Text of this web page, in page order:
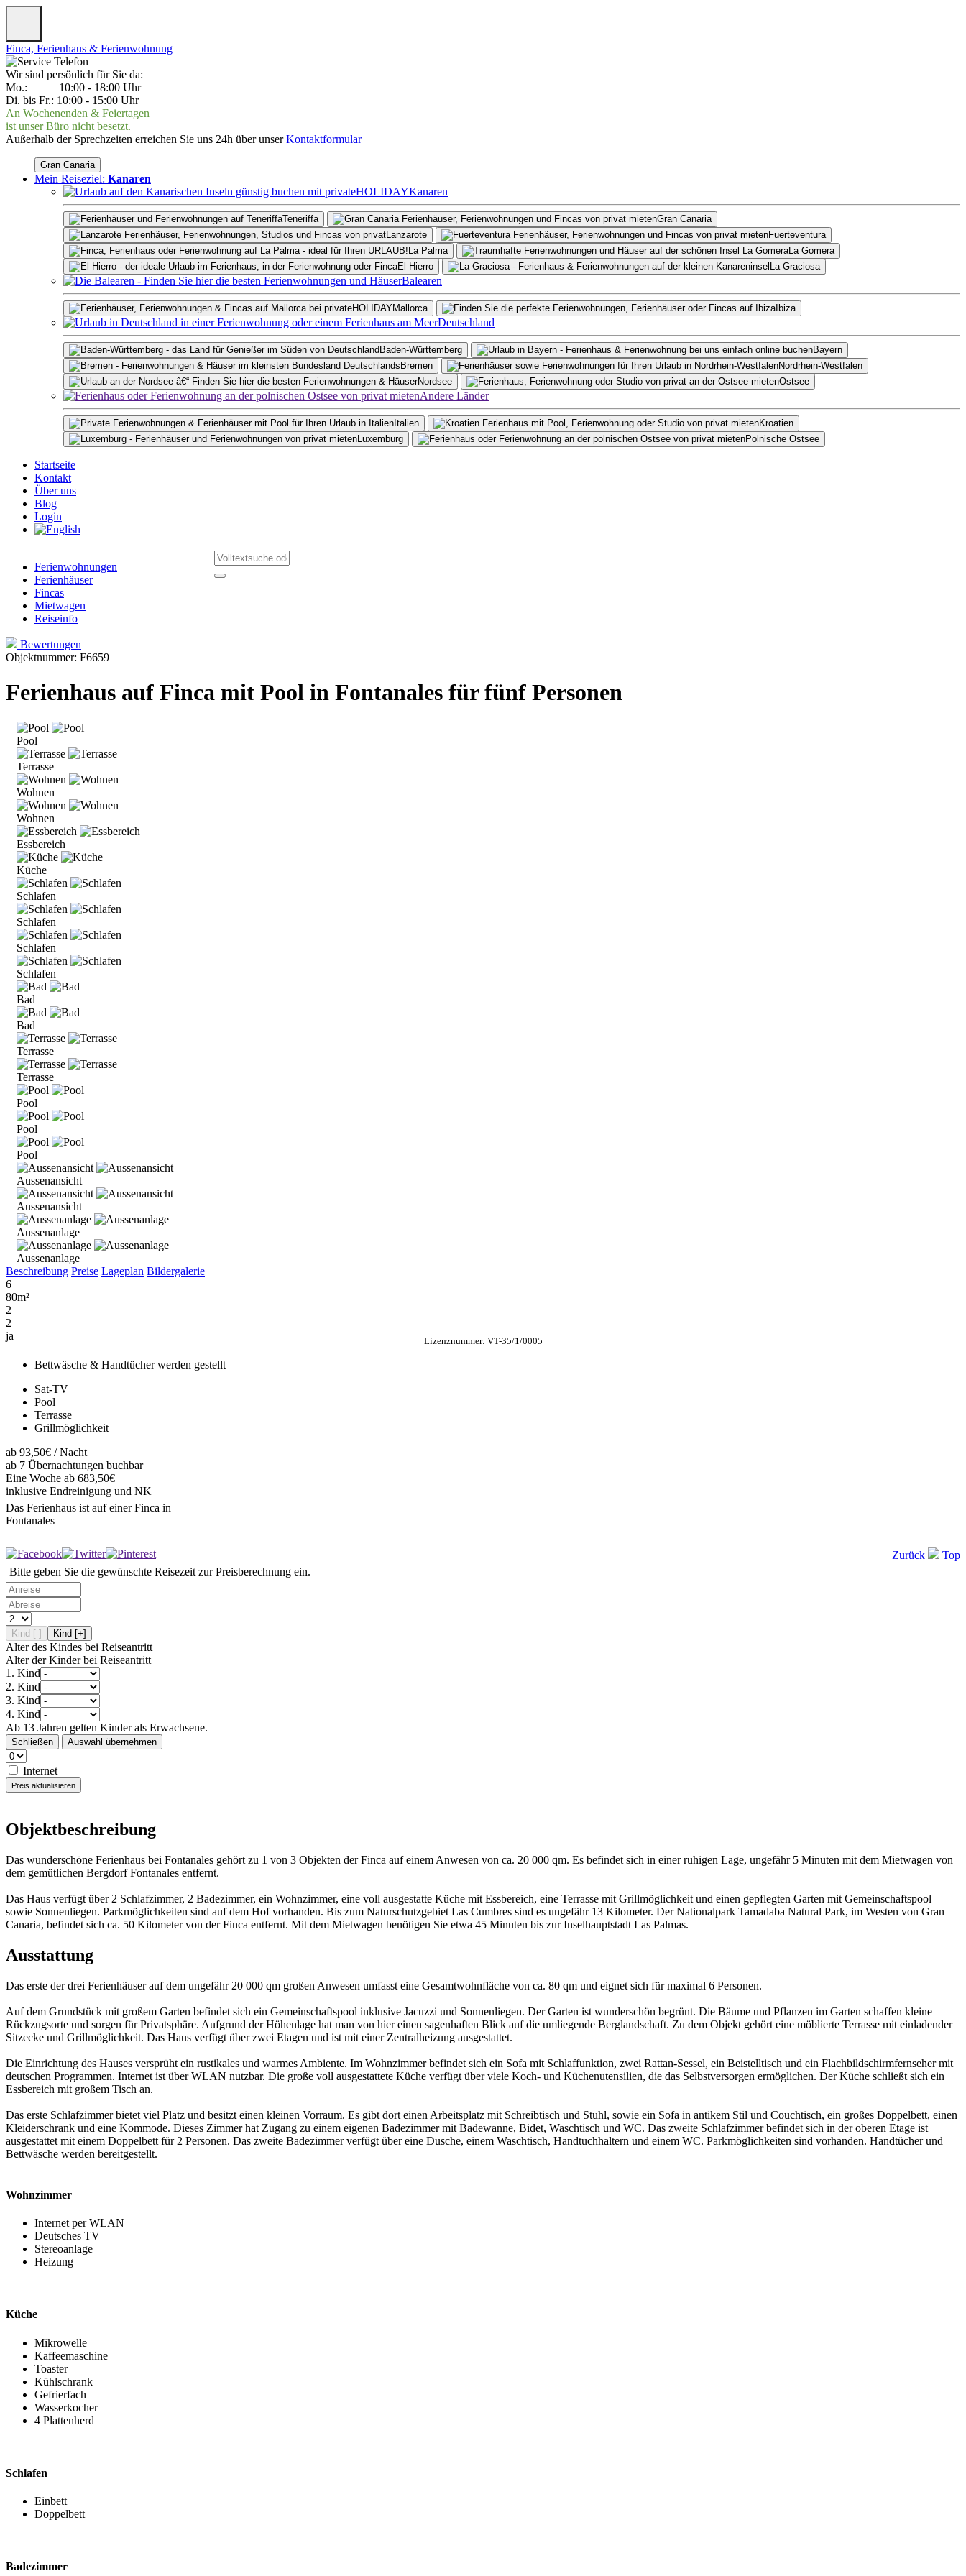
Finca, Ferienhaus & Ferienwohnung
Wir sind persönlich für Sie da:
Mo.: 10:00 - 18:00 Uhr
Di. bis Fr.: 10:00 - 15:00 Uhr
An Wochenenden & Feiertagen
ist unser Büro nicht besetzt.
Außerhalb der Sprechzeiten erreichen Sie uns 24h über unserKontaktformular
Gran Canaria
Mein Reiseziel: Kanaren
Kanaren
Teneriffa
Gran Canaria
Lanzarote
Fuerteventura
La Palma
La Gomera
El Hierro
La Graciosa
Balearen
Mallorca Ibiza
Deutschland
Baden-Württemberg
Bayern
Bremen
Nordrhein-Westfalen
Nordsee
Ostsee
Andere Länder
Italien
Kroatien
Luxemburg
Polnische Ostsee
Startseite
Kontakt
Über uns
Blog
Login
Ferienwohnungen
Ferienhäuser
Fincas
Mietwagen
Reiseinfo
Bewertungen
Objektnummer: F6659
Ferienhaus auf Finca mit Pool in Fontanales für fünf Personen
Pool
Terrasse
Wohnen
Wohnen
Essbereich
Küche
Schlafen
Schlafen
Schlafen
Schlafen
Bad
Bad
Terrasse
Terrasse
Pool
Pool
Pool
Aussenansicht
Aussenansicht
Aussenanlage
Aussenanlage
Beschreibung Preise Lageplan Bildergalerie
6
80m²
2
2
ja
Lizenznummer: VT-35/1/0005
Bettwäsche & Handtücher werden gestellt
Sat-TV
Pool
Terrasse
Grillmöglichkeit
ab 93,50€ / Nacht
ab 7 Übernachtungen buchbar
Eine Woche ab 683,50€
inklusive Endreinigung und NK
Das Ferienhaus ist auf einer Finca in
Fontanales
Zurück
Top
Bitte geben Sie die gewünschte Reisezeit zur Preisberechnung ein.
Kind [-] Kind [+]
Alter des Kindes bei Reiseantritt
Alter der Kinder bei Reiseantritt
1. Kind
2. Kind
3. Kind
4. Kind
Ab 13 Jahren gelten Kinder als Erwachsene.
Schließen Auswahl übernehmen
Internet
Preis aktualisieren
Objektbeschreibung
Das wunderschöne Ferienhaus bei Fontanales gehört zu 1 von 3 Objekten der Finca auf einem Anwesen von ca. 20 000 qm. Es befindet sich in einer ruhigen Lage, ungefähr 5 Minuten mit dem Mietwagen von
dem gemütlichen Bergdorf Fontanales entfernt.
Das Haus verfügt über 2 Schlafzimmer, 2 Badezimmer, ein Wohnzimmer, eine voll ausgestatte Küche mit Essbereich, eine Terrasse mit Grillmöglichkeit und einen gepflegten Garten mit Gemeinschaftspool
sowie Sonnenliegen. Parkmöglichkeiten sind auf dem Hof vorhanden. Bis zum Naturschutzgebiet Las Cumbres sind es ungefähr 13 Kilometer. Der Nationalpark Tamadaba Natural Park, im Westen von Gran
Canaria, befindet sich ca. 50 Kilometer von der Finca entfernt. Mit dem Mietwagen benötigen Sie etwa 45 Minuten bis zur Inselhauptstadt Las Palmas.
Ausstattung
Das erste der drei Ferienhäuser auf dem ungefähr 20 000 qm großen Anwesen umfasst eine Gesamtwohnfläche von ca. 80 qm und eignet sich für maximal 6 Personen.
Auf dem Grundstück mit großem Garten befindet sich ein Gemeinschaftspool inklusive Jacuzzi und Sonnenliegen. Der Garten ist wunderschön begrünt. Die Bäume und Pflanzen im Garten schaffen kleine
Rückzugsorte und sorgen für Privatsphäre. Aufgrund der Höhenlage hat man von hier einen sagenhaften Blick auf die umliegende Berglandschaft. Zu dem Objekt gehört eine möblierte Terrasse mit einladender
Sitzecke und Grillmöglichkeit. Das Haus verfügt über zwei Etagen und ist mit einer Zentralheizung ausgestattet.
Die Einrichtung des Hauses versprüht ein rustikales und warmes Ambiente. Im Wohnzimmer befindet sich ein Sofa mit Schlaffunktion, zwei Rattan-Sessel, ein Beistelltisch und ein Flachbildschirmfernseher mit
deutschen Programmen. Internet ist über WLAN nutzbar. Die große voll ausgestattete Küche verfügt über viele Koch- und Küchenutensilien, die das Selbstversorgen ermöglichen. Der Küche schließt sich ein
Essbereich mit großem Tisch an.
Das erste Schlafzimmer bietet viel Platz und besitzt einen kleinen Vorraum. Es gibt dort einen Arbeitsplatz mit Schreibtisch und Stuhl, sowie ein Sofa in antikem Stil und Couchtisch, ein großes Doppelbett, einen
Kleiderschrank und eine Kommode. Dieses Zimmer hat Zugang zu einem eigenen Badezimmer mit Badewanne, Bidet, Waschtisch und WC. Das zweite Schlafzimmer befindet sich in der oberen Etage ist
ausgestattet mit einem Doppelbett für 2 Personen. Das zweite Badezimmer verfügt über eine Dusche, einem Waschtisch, Handtuchhaltern und einem WC. Parkmöglichkeiten sind vorhanden. Handtücher und
Bettwäsche werden bereitgestellt.
Wohnzimmer
Internet per WLAN
Deutsches TV
Stereoanlage
Heizung
Küche
Mikrowelle
Kaffeemaschine
Toaster
Kühlschrank
Gefrierfach
Wasserkocher
4 Plattenherd
Schlafen
Einbett
Doppelbett
Badezimmer